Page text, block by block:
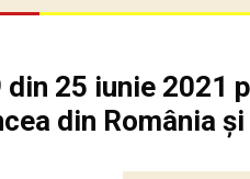
25 iunie 2021
din România